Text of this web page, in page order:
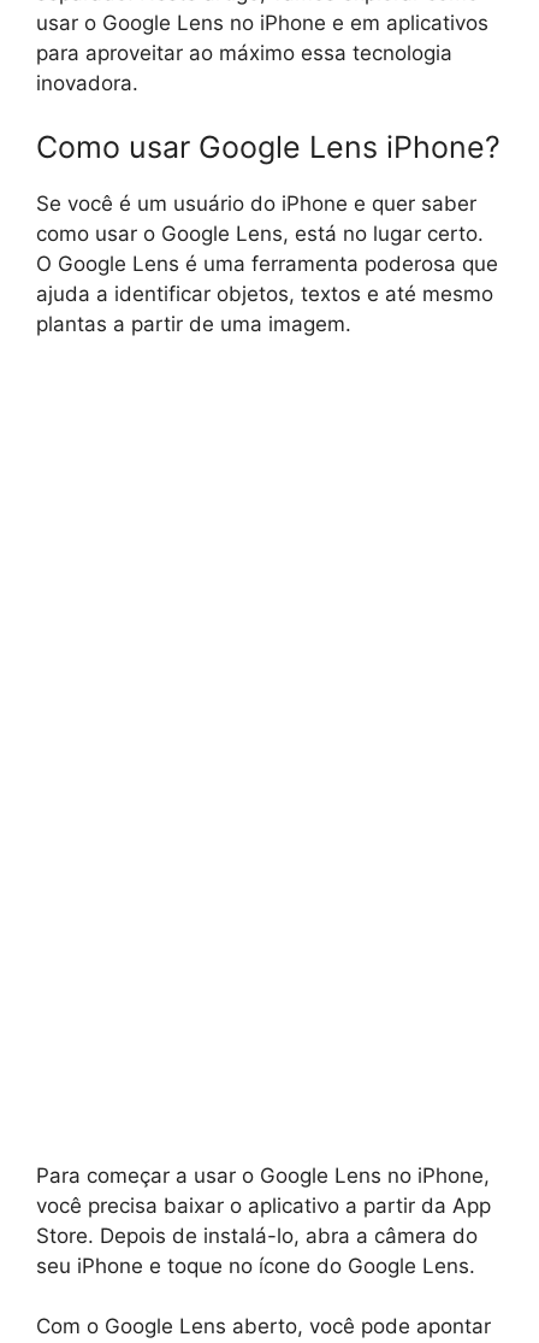
usar o Google Lens no iPhone e em aplicativos
para aproveitar ao máximo essa tecnologia
inovadora.
Como usar Google Lens iPhone?
Se você é um usuário do iPhone e quer saber
como usar o Google Lens, está no lugar certo.
O Google Lens é uma ferramenta poderosa que
ajuda a identificar objetos, textos e até mesmo
plantas a partir de uma imagem.
Para começar a usar o Google Lens no iPhone,
você precisa baixar o aplicativo a partir da App
Store. Depois de instalá-lo, abra a câmera do
seu iPhone e toque no ícone do Google Lens.
Com o Google Lens aberto, você pode apontar